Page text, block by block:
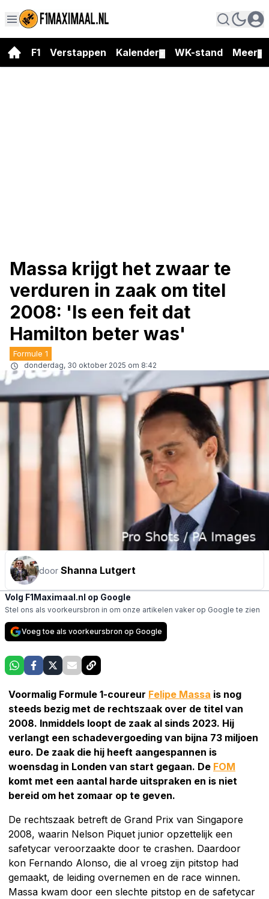
F1 Verstappen Kalender WK-stand Meer
Massa krijgt het zwaar te
verduren in zaak om titel
2008: 'Is een feit dat
Hamilton beter was'
Formule 1
donderdag, 30 oktober 2025 om 8:42
door Shanna Lutgert
Volg F1Maximaal.nl op Google
Stel ons als voorkeursbron in om onze artikelen vaker op Google te zien
Voeg toe als voorkeursbron op Google
Voormalig Formule 1-coureur Felipe Massa is nog
steeds bezig met de rechtszaak over de titel van
2008. Inmiddels loopt de zaak al sinds 2023. Hij
verlangt een schadevergoeding van bijna 73 miljoen
euro. De zaak die hij heeft aangespannen is
woensdag in Londen van start gegaan. De FOM
komt met een aantal harde uitspraken en is niet
bereid om het zomaar op te geven.
De rechtszaak betreft de Grand Prix van Singapore
2008, waarin Nelson Piquet junior opzettelijk een
safetycar veroorzaakte door te crashen. Daardoor
kon Fernando Alonso, die al vroeg zijn pitstop had
gemaakt, de leiding overnemen en de race winnen.
Massa kwam door een slechte pitstop en de safetycar